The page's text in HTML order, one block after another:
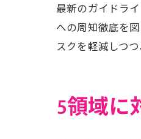
最新のガイドラ
への周知徹底を
スクを軽減しつ
5領域に